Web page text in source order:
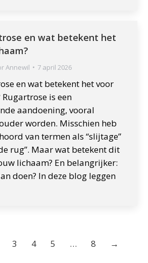
en wat betekent het
Annewil 7 april 2026
en wat betekent het voor
is een
aandoening, vooral
worden. Misschien heb
van termen als “slijtage”
rug”. Maar wat betekent dit
lichaam? En belangrijker:
doen? In deze blog leggen
3 4 5 … 8 →